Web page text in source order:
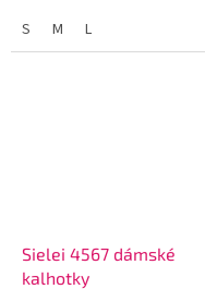
S M L
Sielei 4567 dámské
kalhotky